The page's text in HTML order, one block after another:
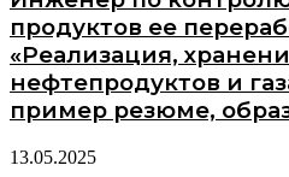
продуктов ее
«Реализация,
нефтепродуктов и
пример резюме,
13.05.2025